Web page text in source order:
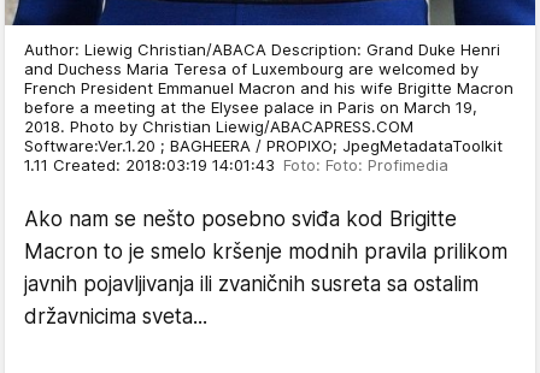
Author: Liewig Christian/ABACA Description: Grand Duke Henri
and Duchess Maria Teresa of Luxembourg are welcomed by
French President Emmanuel Macron and his wife Brigitte Macron
before a meeting at the Elysee palace in Paris on March 19,
2018. Photo by Christian Liewig/ABACAPRESS.COM
Software:Ver.1.20 ; BAGHEERA / PROPIXO; JpegMetadataToolkit
1.11 Created: 2018:03:19 14:01:43 Foto: Foto: Profimedia
Ako nam se nešto posebno sviđa kod Brigitte
Macron to je smelo kršenje modnih pravila prilikom
javnih pojavljivanja ili zvaničnih susreta sa ostalim
državnicima sveta...